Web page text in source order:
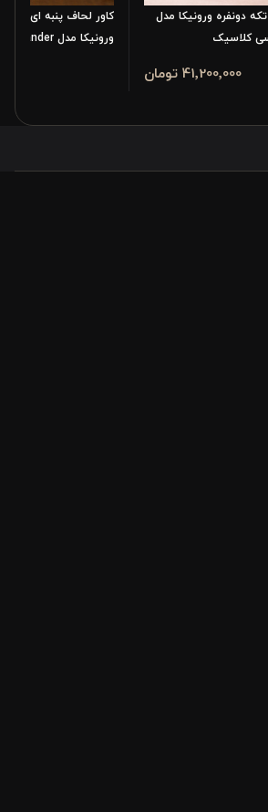
کاور لحاف 6 تکه دونفره ورونیکا مدل
41٬200٬000 تومان
ورونیکا مدل oleander گلدار